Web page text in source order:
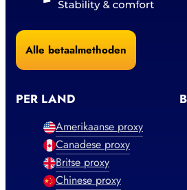
Alle betaalmethoden
PER LAND
Amerikaanse proxy
Canadese proxy
Britse proxy
Chinese proxy